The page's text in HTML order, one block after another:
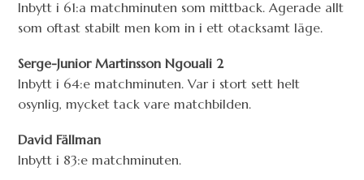
Inbytt i 61:a matchminuten som mittback. Agerade allt
som oftast stabilt men kom in i ett otacksamt läge.
Serge-Junior Martinsson Ngouali 2
Inbytt i 64:e matchminuten. Var i stort sett helt
osynlig, mycket tack vare matchbilden.
David Fällman
Inbytt i 83:e matchminuten.